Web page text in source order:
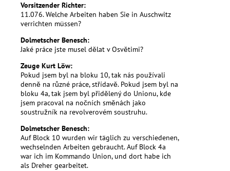
Vorsitzender Richter:
11.076. Welche Arbeiten haben Sie in Auschwitz
verrichten müssen?
Dolmetscher Benesch:
Jaké práce jste musel dělat v Osvětimi?
Zeuge Kurt Löw:
Pokud jsem byl na bloku 10, tak nás používali
denně na různé práce, střídavě. Pokud jsem byl na
bloku 4a, tak jsem byl přidělený do Unionu, kde
jsem pracoval na nočních směnách jako
soustružník na revolverovém soustruhu.
Dolmetscher Benesch:
Auf Block 10 wurden wir täglich zu verschiedenen,
wechselnden Arbeiten gebraucht. Auf Block 4a
war ich im Kommando Union, und dort habe ich
als Dreher gearbeitet.